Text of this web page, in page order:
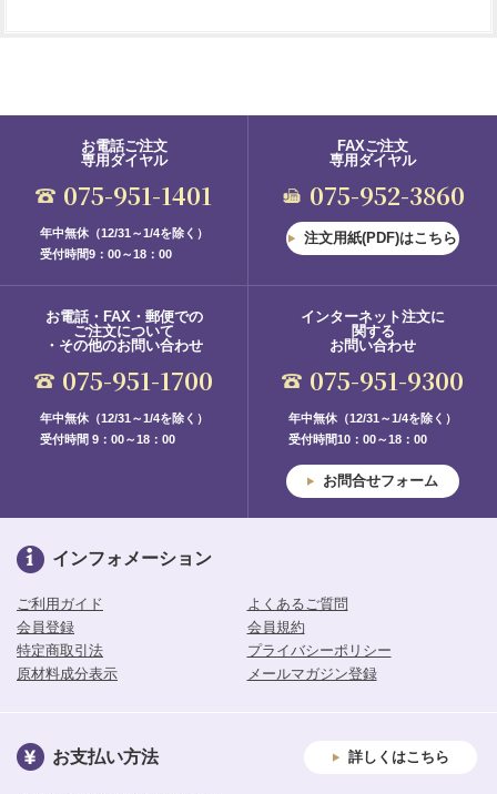
お電話ご注文
専用ダイヤル
075-951-1401
年中無休（12/31～1/4を除く）
受付時間9：00～18：00
FAXご注文
専用ダイヤル
075-952-3860
注文用紙(PDF)はこちら
お電話・FAX・郵便での
ご注文について
・その他のお問い合わせ
075-951-1700
年中無休（12/31～1/4を除く）
受付時間 9：00～18：00
インターネット注文に
関する
お問い合わせ
075-951-9300
年中無休（12/31～1/4を除く）
受付時間10：00～18：00
お問合せフォーム
インフォメーション
ご利用ガイド
よくあるご質問
会員登録
会員規約
特定商取引法
プライバシーポリシー
原材料成分表示
メールマガジン登録
お支払い方法 詳しくはこちら